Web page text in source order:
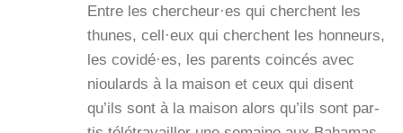
Entre les chercheur·es qui cherchent les
thunes, cell·eux qui cherchent les hon­neurs,
les covidé·es, les parents coin­cés avec
niou­lards à la mai­son et ceux qui disent
qu’ils sont à la mai­son alors qu’ils sont par­